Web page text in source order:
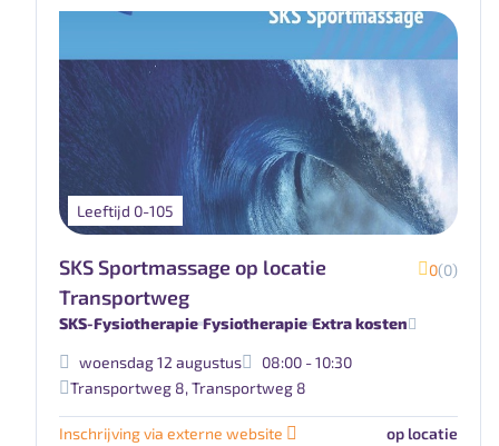
Leeftijd 0-105
SKS Sportmassage op locatie
Transportweg
0(0)
SKS-Fysiotherapie Fysiotherapie Extra kosten
woensdag 12 augustus
08:00 - 10:30
Transportweg 8, Transportweg 8
Inschrijving via externe website op locatie